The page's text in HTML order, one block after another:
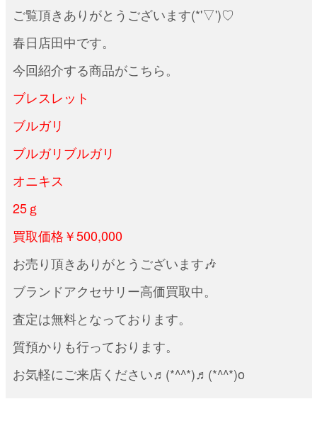
ご覧頂きありがとうございます(*'▽')♡
春日店田中です。
今回紹介する商品がこちら。
ブレスレット
ブルガリ
ブルガリブルガリ
オニキス
25ｇ
買取価格￥500,000
お売り頂きありがとうございます🎶
ブランドアクセサリー高価買取中。
査定は無料となっております。
質預かりも行っております。
お気軽にご来店ください♬(*^^*)♬(*^^*)o